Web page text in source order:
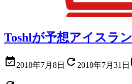
Toshlが予想アイスラ
 2018年7月8日  2018年7月31日